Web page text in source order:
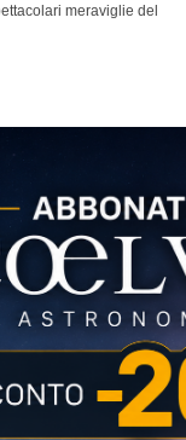
meraviglie del